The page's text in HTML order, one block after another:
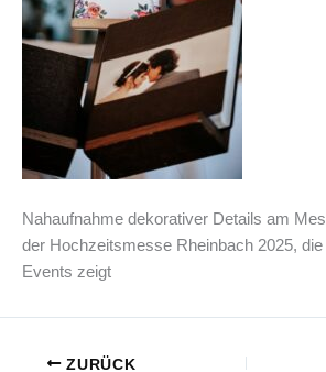
Nahaufnahme dekorativer Details am
der Hochzeitsmesse Rheinbach 2025,
Events zeigt
ZURÜCK